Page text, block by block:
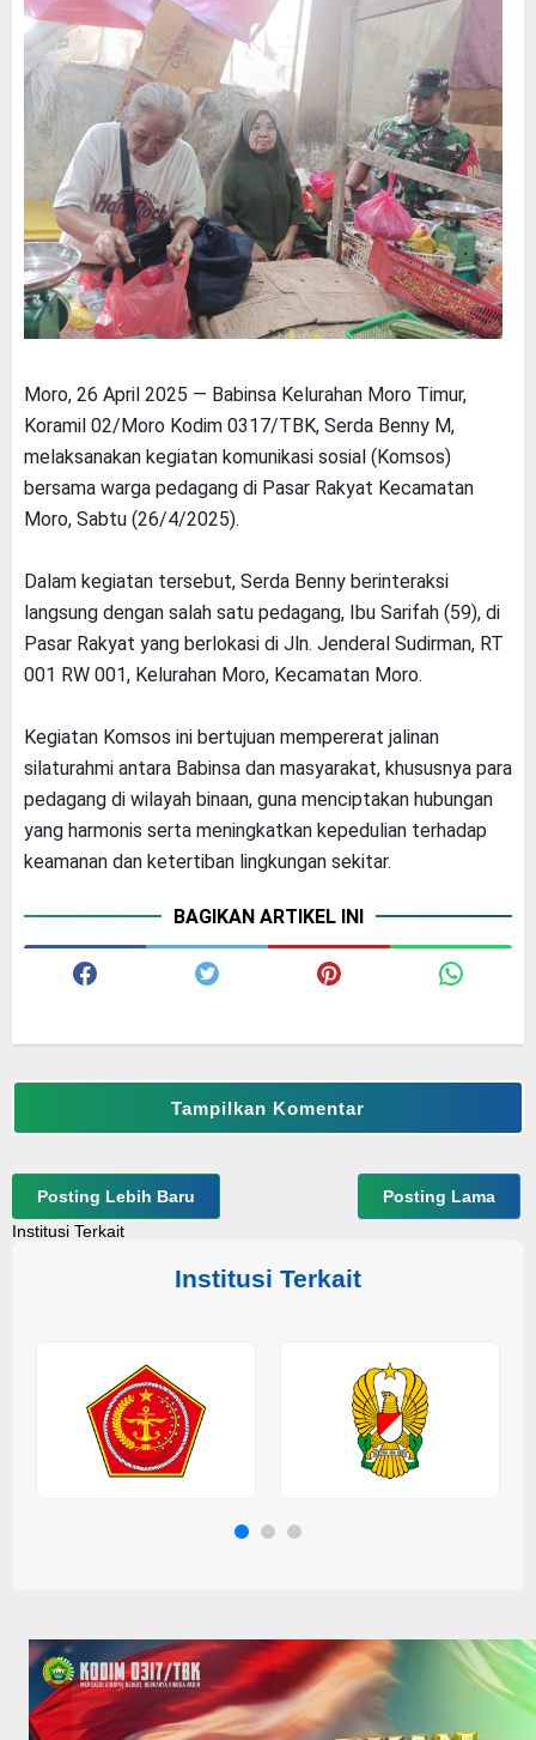
Moro, 26 April 2025 — Babinsa Kelurahan Moro Timur,
Koramil 02/Moro Kodim 0317/TBK, Serda Benny M,
melaksanakan kegiatan komunikasi sosial (Komsos)
bersama warga pedagang di Pasar Rakyat Kecamatan
Moro, Sabtu (26/4/2025).
Dalam kegiatan tersebut, Serda Benny berinteraksi
langsung dengan salah satu pedagang, Ibu Sarifah (59), di
Pasar Rakyat yang berlokasi di Jln. Jenderal Sudirman, RT
001 RW 001, Kelurahan Moro, Kecamatan Moro.
Kegiatan Komsos ini bertujuan mempererat jalinan
silaturahmi antara Babinsa dan masyarakat, khususnya para
pedagang di wilayah binaan, guna menciptakan hubungan
yang harmonis serta meningkatkan kepedulian terhadap
keamanan dan ketertiban lingkungan sekitar.
BAGIKAN ARTIKEL INI
Tampilkan Komentar
Posting Lebih Baru
Posting Lama
Institusi Terkait
Institusi Terkait